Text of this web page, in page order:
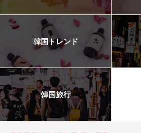
韓国トレンド
韓国旅行